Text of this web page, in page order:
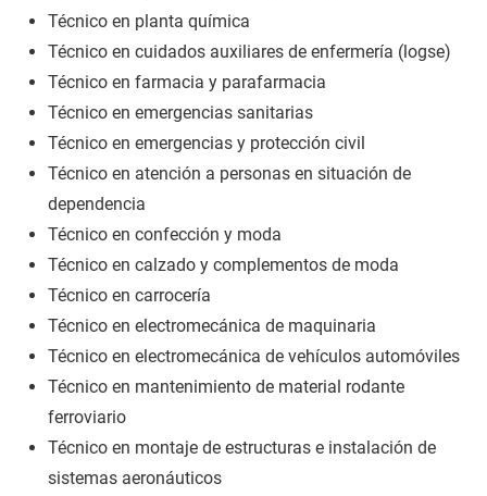
Técnico en planta química
Técnico en cuidados auxiliares de enfermería (logse)
Técnico en farmacia y parafarmacia
Técnico en emergencias sanitarias
Técnico en emergencias y protección civil
Técnico en atención a personas en situación de
dependencia
Técnico en confección y moda
Técnico en calzado y complementos de moda
Técnico en carrocería
Técnico en electromecánica de maquinaria
Técnico en electromecánica de vehículos automóviles
Técnico en mantenimiento de material rodante
ferroviario
Técnico en montaje de estructuras e instalación de
sistemas aeronáuticos